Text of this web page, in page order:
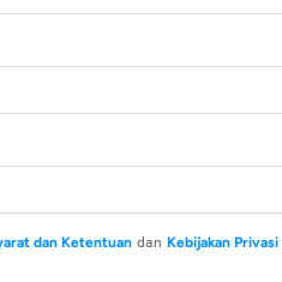
dan Ketentuan dan Kebijakan Privasi